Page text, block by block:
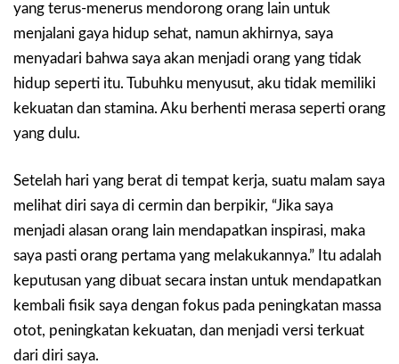
yang terus-menerus mendorong orang lain untuk
menjalani gaya hidup sehat, namun akhirnya, saya
menyadari bahwa saya akan menjadi orang yang tidak
hidup seperti itu. Tubuhku menyusut, aku tidak memiliki
kekuatan dan stamina. Aku berhenti merasa seperti orang
yang dulu.
Setelah hari yang berat di tempat kerja, suatu malam saya
melihat diri saya di cermin dan berpikir, “Jika saya
menjadi alasan orang lain mendapatkan inspirasi, maka
saya pasti orang pertama yang melakukannya.” Itu adalah
keputusan yang dibuat secara instan untuk mendapatkan
kembali fisik saya dengan fokus pada peningkatan massa
otot, peningkatan kekuatan, dan menjadi versi terkuat
dari diri saya.